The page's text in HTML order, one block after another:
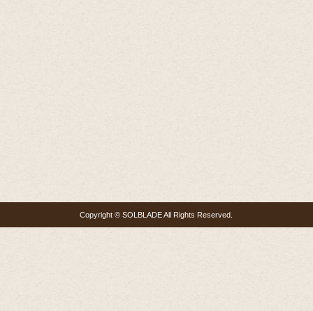
Copyright © SOLBLADE All Rights Reserved.